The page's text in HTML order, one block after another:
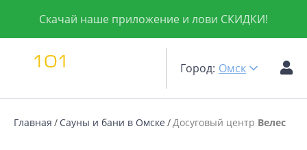
Скачай наше приложение и лови СКИДКИ!
Город: Омск
Главная Сауны и бани в Омске Досуговый центр Велес